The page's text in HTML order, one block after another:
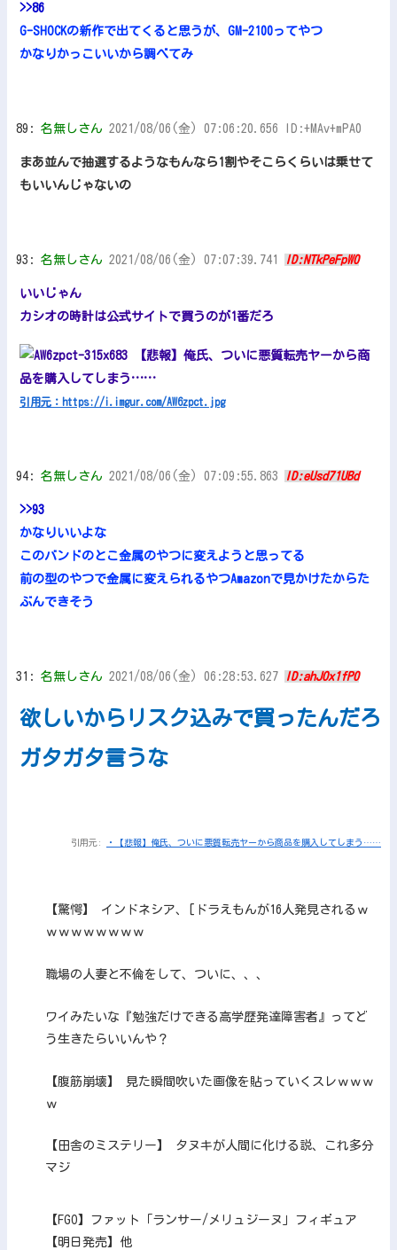
>>86
G-SHOCKの新作で出てくると思うが、GM-2100ってやつ
かなりかっこいいから調べてみ
89: 名無しさん 2021/08/06(金) 07:06:20.656 ID:+MAv+mPA0
まあ並んで抽選するようなもんなら1割やそこらくらいは乗せて
もいいんじゃないの
93: 名無しさん 2021/08/06(金) 07:07:39.741 ID:NTkPeFpW0
いいじゃん
カシオの時計は公式サイトで買うのが1番だろ
引用元：https://i.imgur.com/AW6zpct.jpg
94: 名無しさん 2021/08/06(金) 07:09:55.863 ID:eUsd71UBd
>>93
かなりいいよな
このバンドのとこ金属のやつに変えようと思ってる
前の型のやつで金属に変えられるやつAmazonで見かけたからた
ぶんできそう
31: 名無しさん 2021/08/06(金) 06:28:53.627 ID:ahJOx1fP0
欲しいからリスク込みで買ったんだろ
ガタガタ言うな
引用元: ・【悲報】俺氏、ついに悪質転売ヤーから商品を購入してしまう……
【驚愕】 インドネシア、[ドラえもんが16人発見されるｗ
ｗｗｗｗｗｗｗｗ
職場の人妻と不倫をして、ついに、、、
ワイみたいな『勉強だけできる高学歴発達障害者』ってど
う生きたらいいんや？
【腹筋崩壊】 見た瞬間吹いた画像を貼っていくスレｗｗｗ
ｗ
【田舎のミステリー】 タヌキが人間に化ける説、これ多分
マジ
【FGO】ファット「ランサー/メリュジーヌ」フィギュア
【明日発売】他